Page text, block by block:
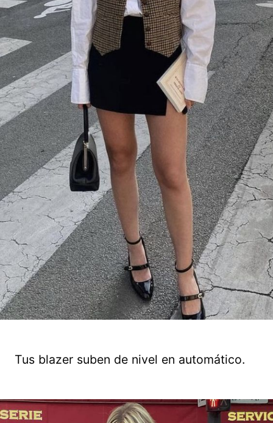
Tus blazer suben de nivel en automático.